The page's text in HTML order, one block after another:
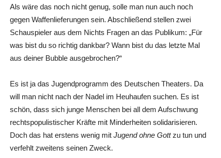
Als wäre das noch nicht genug, solle man nun auch noch
gegen Waffenlieferungen sein. Abschließend stellen zwei
Schauspieler aus dem Nichts Fragen an das Publikum: „Für
was bist du so richtig dankbar? Wann bist du das letzte Mal
aus deiner Bubble ausgebrochen?“
Es ist ja das Jugendprogramm des Deutschen Theaters. Da
will man nicht nach der Nadel im Heuhaufen suchen. Es ist
schön, dass sich junge Menschen bei all dem Aufschwung
rechtspopulistischer Kräfte mit Minderheiten solidarisieren.
Doch das hat erstens wenig mit Jugend ohne Gottzu tun und
verfehlt zweitens seinen Zweck.